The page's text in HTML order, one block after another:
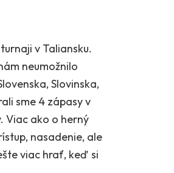
v Taliansku.
neumožnilo
Slovinska,
sme 4 zápasy v
Viac ako o herný
nasadenie, ale
viac hrať, keď si